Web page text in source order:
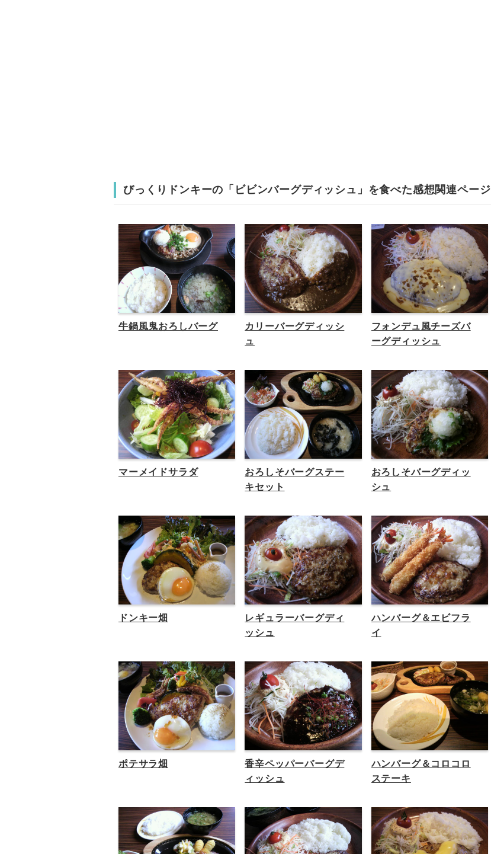
びっくりドンキーの「ビビンバーグディッシュ」を食べた感想関連ページ
牛鍋風鬼おろしバーグ
カリーバーグディッシ
ュ
フォンデュ風チーズバ
ーグディッシュ
マーメイドサラダ
おろしそバーグステー
キセット
おろしそバーグディッ
シュ
ドンキー畑
レギュラーバーグディ
ッシュ
ハンバーグ＆エビフラ
イ
ポテサラ畑
香辛ペッパーバーグデ
ィッシュ
ハンバーグ＆コロコロ
ステーキ